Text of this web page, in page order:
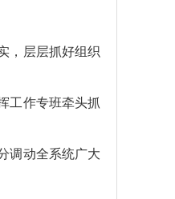
，层层抓好组织
工作专班牵头抓
调动全系统广大